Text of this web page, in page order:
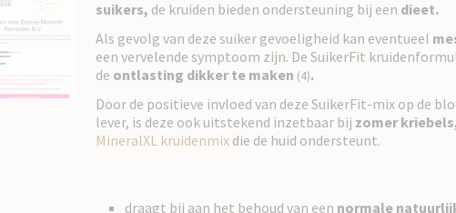
suikers, de kruiden bieden ondersteuning bij een dieet.
Als gevolg van deze suiker gevoeligheid kan eventueel
een vervelende symptoom zijn. De SuikerFit
de ontlasting dikker te maken (4).
Door de positieve invloed van deze SuikerFit-mix op de
lever, is deze ook uitstekend inzetbaar bij zomer
MineralXL kruidenmix die de huid ondersteunt.
draagt bij aan het behoud van een normale